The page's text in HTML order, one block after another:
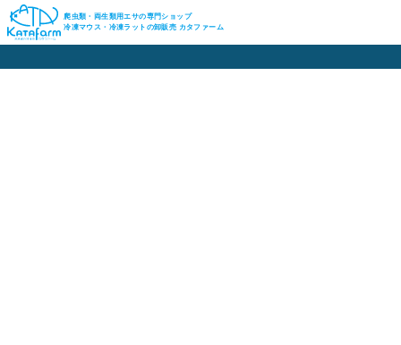
爬虫類・両生類用エサの専門ショップ
冷凍マウス・冷凍ラットの卸販売 カタファーム
Copyright(c) 2019 - 2026 Katafarm, All Rights Reserved.